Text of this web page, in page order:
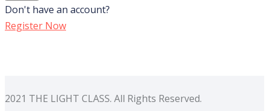
Don't have an account?
Register Now
2021 THE LIGHT CLASS. All Rights Reserved.